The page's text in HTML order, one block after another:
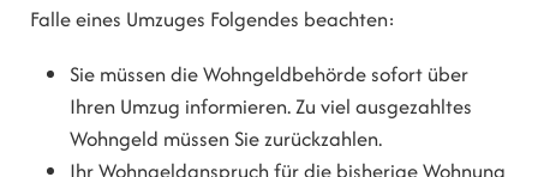
Falle eines Umzuges Folgendes beachten:
Sie müssen die Wohngeldbehörde sofort über
Ihren Umzug informieren. Zu viel ausgezahltes
Wohngeld müssen Sie zurückzahlen.
Ihr Wohngeldanspruch für die bisherige Wohnung